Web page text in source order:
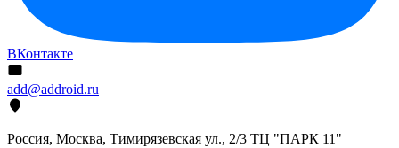
ВКонтакте
add@addroid.ru
Россия, Москва, Тимирязевская ул., 2/3 ТЦ "ПАРК 11"